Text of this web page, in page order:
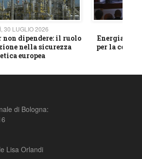
30 LUGLIO 2026
non dipendere: il ruolo
nella sicurezza
europea
Energia e
per la
di Bologna:
Lisa Orlandi